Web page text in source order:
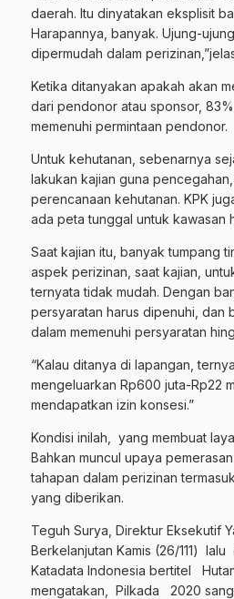
daerah. Itu dinyatakan eksplisit
Harapannya, banyak. Ujung-
dipermudah dalam
Ketika ditanyakan apakah akan
dari pendonor atau sponsor,
memenuhi permintaan pendonor.
Untuk kehutanan, sebenarnya
lakukan kajian guna
perencanaan kehutanan. KPK
ada peta tunggal untuk kawasan
Saat kajian itu, banyak tumpang
aspek perizinan, saat kajian,
ternyata tidak mudah. Dengan
persyaratan harus dipenuhi, dan
dalam memenuhi persyaratan
“Kalau ditanya di lapangan,
mengeluarkan Rp600 juta-Rp22
mendapatkan izin konsesi.”
Kondisi inilah, yang membuat
Bahkan muncul upaya
tahapan dalam perizinan
yang diberikan.
Teguh Surya, Direktur Eksekutif
Berkelanjutan Kamis (26/111) lalu
Katadata Indonesia bertitel
mengatakan, Pilkada 2020